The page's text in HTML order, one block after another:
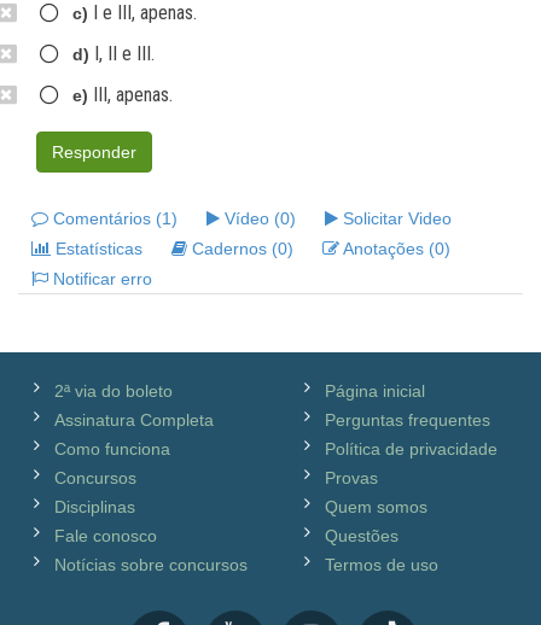
c) I e III, apenas.
d) I, II e III.
e) III, apenas.
Responder
Comentários (1) Vídeo (0)
Solicitar Video
Estatísticas
Cadernos (0)
Anotações (0)
Notificar erro
2ª via do boleto
Assinatura Completa
Como funciona
Concursos
Disciplinas
Fale conosco
Notícias sobre concursos
Página inicial
Perguntas frequentes
Política de privacidade
Provas
Quem somos
Questões
Termos de uso